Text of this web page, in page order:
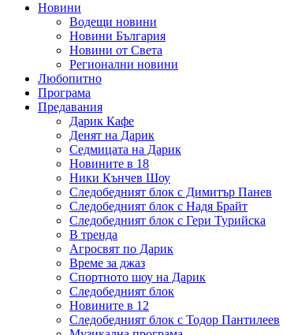
Новини
Водещи новини
Новини България
Новини от Света
Регионални новини
Любопитно
Програма
Предавания
Дарик Кафе
Денят на Дарик
Седмицата на Дарик
Новините в 18
Ники Кънчев Шоу
Следобедният блок с Димитър Панев
Следобедният блок с Надя Брайт
Следобедният блок с Гери Турийска
В тренда
Агросвят по Дарик
Време за джаз
Спортното шоу на Дарик
Следобедният блок
Новините в 12
Следобедният блок с Тодор Пантилеев